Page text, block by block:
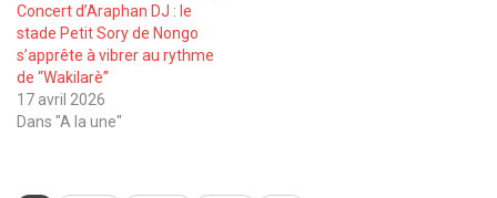
Concert d’Araphan DJ : le
stade Petit Sory de Nongo
s’apprête à vibrer au rythme
de “Wakilarè”
17 avril 2026
Dans "A la une"